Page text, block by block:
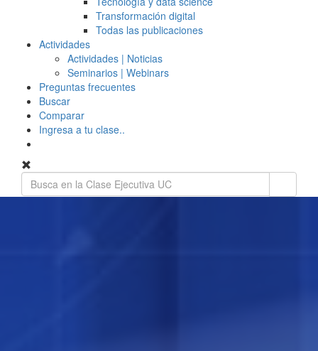
Transformación digital
Todas las publicaciones
Actividades
Actividades | Noticias
Seminarios | Webinars
Preguntas frecuentes
Buscar
Comparar
Ingresa a tu clase..